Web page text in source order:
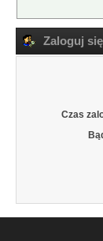
Zaloguj się
Czas